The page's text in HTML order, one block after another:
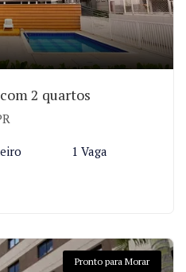
2 quartos
1 Vaga
Pronto para Morar